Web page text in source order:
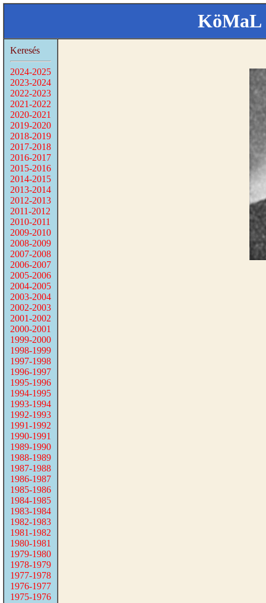
KöMaL
Keresés
2024-2025
2023-2024
2022-2023
2021-2022
2020-2021
2019-2020
2018-2019
2017-2018
2016-2017
2015-2016
2014-2015
2013-2014
2012-2013
2011-2012
2010-2011
2009-2010
2008-2009
2007-2008
2006-2007
2005-2006
2004-2005
2003-2004
2002-2003
2001-2002
2000-2001
1999-2000
1998-1999
1997-1998
1996-1997
1995-1996
1994-1995
1993-1994
1992-1993
1991-1992
1990-1991
1989-1990
1988-1989
1987-1988
1986-1987
1985-1986
1984-1985
1983-1984
1982-1983
1981-1982
1980-1981
1979-1980
1978-1979
1977-1978
1976-1977
1975-1976